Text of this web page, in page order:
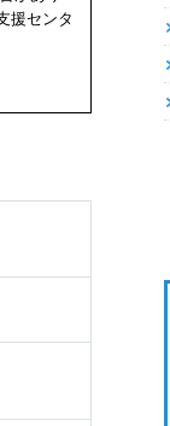
援センタ